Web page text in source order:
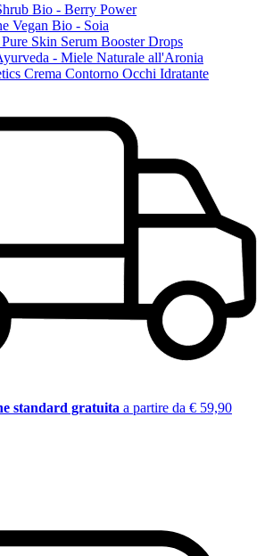
Bio - Berry Power
Vegan Bio - Soia
Skin Serum Booster Drops
- Miele Naturale all'Aronia
Crema Contorno Occhi Idratante
standard gratuita a partire da € 59,90